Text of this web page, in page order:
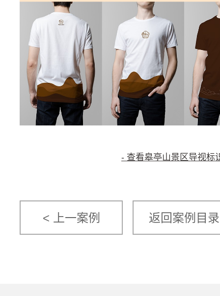
- 查看皋亭山景区导视标
< 上一案例 返回案例目录